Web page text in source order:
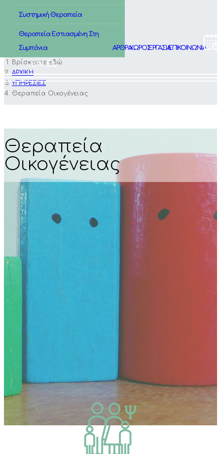
Συστημική Θεραπεία
Θεραπεία Εστιασμένη Στη
Συμπόνια
ΑΡΘΡΑΧΩΡΟΣΕΡΓΑΣΙΑΕΠΙΚΟΙΝΩΝΙΑ
EN EL
Βρίσκεστε εδώ:
ΑΡΧΙΚΗ
ΥΠΗΡΕΣΙΕΣ
Θεραπεία Οικογένειας
Θεραπεία
Οικογένειας